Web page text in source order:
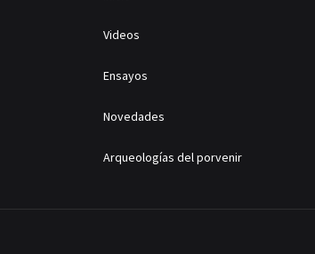
Videos
Ensayos
Novedades
Arqueologías del porvenir